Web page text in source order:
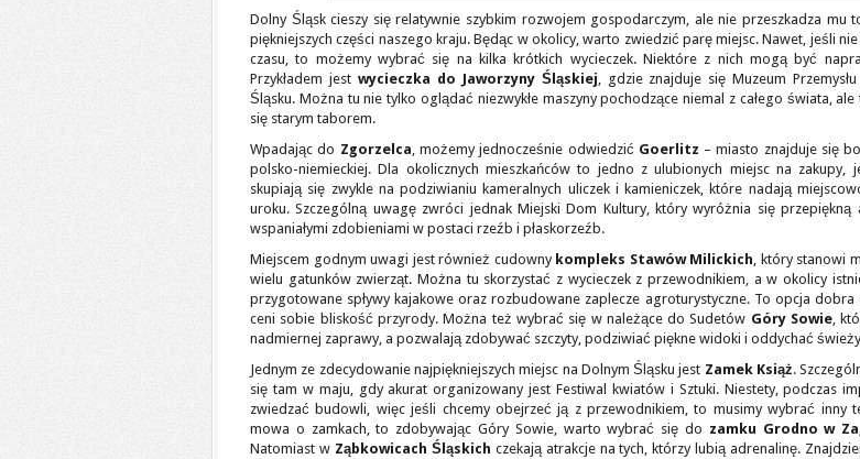
Dolny Śląsk cieszy się relatywnie szybkim rozwojem gospodarczym, ale nie przeszkadza mu
piękniejszych części naszego kraju. Będąc w okolicy, warto zwiedzić parę miejsc. Nawet, jeśli
czasu, to możemy wybrać się na kilka krótkich wycieczek. Niektóre z nich mogą być
Przykładem jest wycieczka do Jaworzyny Śląskiej, gdzie znajduje się Muzeum
Śląsku. Można tu nie tylko oglądać niezwykłe maszyny pochodzące niemal z całego świata,
się starym taborem.
Wpadając do Zgorzelca, możemy jednocześnie odwiedzić Goerlitz – miasto znajduje się
polsko-niemieckiej. Dla okolicznych mieszkańców to jedno z ulubionych miejsc na zakupy,
skupiają się zwykle na podziwianiu kameralnych uliczek i kamieniczek, które nadają
uroku. Szczególną uwagę zwróci jednak Miejski Dom Kultury, który wyróżnia się przepiękną
wspaniałymi zdobieniami w postaci rzeźb i płaskorzeźb.
Miejscem godnym uwagi jest również cudowny kompleks Stawów Milickich, który stanowi
wielu gatunków zwierząt. Można tu skorzystać z wycieczek z przewodnikiem, a w okolicy
przygotowane spływy kajakowe oraz rozbudowane zaplecze agroturystyczne. To opcja
ceni sobie bliskość przyrody. Można też wybrać się w należące do Sudetów Góry Sowie,
nadmiernej zaprawy, a pozwalają zdobywać szczyty, podziwiać piękne widoki i oddychać
Jednym ze zdecydowanie najpiękniejszych miejsc na Dolnym Śląsku jest Zamek Książ.
się tam w maju, gdy akurat organizowany jest Festiwal kwiatów i Sztuki. Niestety, podczas
zwiedzać budowli, więc jeśli chcemy obejrzeć ją z przewodnikiem, to musimy wybrać inny
mowa o zamkach, to zdobywając Góry Sowie, warto wybrać się do zamku Grodno w
Natomiast w Ząbkowicach Śląskich czekają atrakcje na tych, którzy lubią adrenalinę.